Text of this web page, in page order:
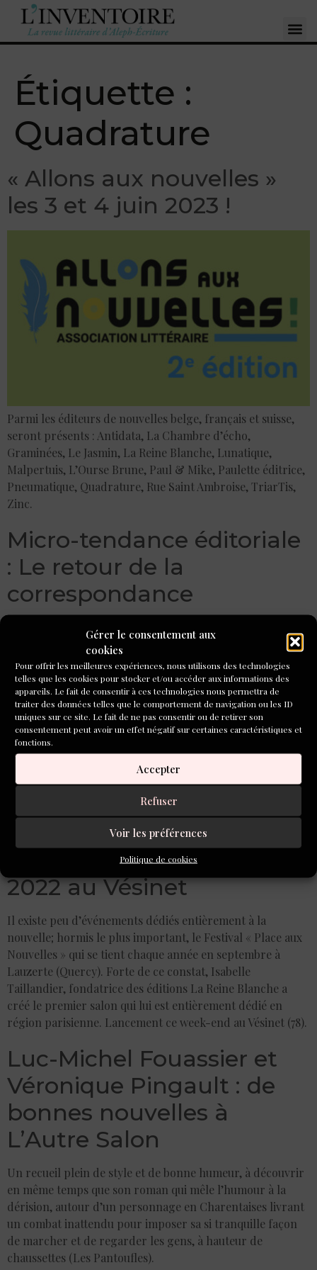
Gérer le consentement aux
cookies
Pour offrir les meilleures expériences, nous utilisons des technologies
telles que les cookies pour stocker et/ou accéder aux informations des
appareils. Le fait de consentir à ces technologies nous permettra de
traiter des données telles que le comportement de navigation ou les ID
uniques sur ce site. Le fait de ne pas consentir ou de retirer son
consentement peut avoir un effet négatif sur certaines caractéristiques et
fonctions.
Accepter
Refuser
Voir les préférences
Politique de cookies
Étiquette :
Quadrature
« Allons aux nouvelles »
les 3 et 4 juin 2023 !
Parmi les éditeurs de nouvelles belge, français et suisse,
seront présents : Antidata, La Chambre d’écho,
Graminées, Le Jasmin, La Reine Blanche, Lunatique,
Malpertuis, L’Ourse Brune, Paul & Mike, Paulette éditrice,
Pneumatique, Quadrature, Rue Saint Ambroise, TriarTis,
Zinc.
Micro-tendance éditoriale
: Le retour de la
correspondance
Dans un paysage éditorial où le journal est tombé en
désuétude, remplacé par des éditions numériques; entre
fanzine, exemplaires à tirage limité, l’édition se renouvelle
avec de nouveaux formats de lecture pour se démarquer
du marché global du livre et tenter des aventures
permettant plus de réactivité et d’originalité.
Témoins : La Disparition. Lancée en 2022, ce nouveau
média épistolaire et politique chronique les disparitions en
cours dans notre monde. Les Editions Pneumatiques
proposent quant à elles des objets littéraires postaux
(OLP) sous forme de textes courts.
Salon « Allons aux
Nouvelles » : les 4 et 5 juin
2022 au Vésinet
Il existe peu d’événements dédiés entièrement à la
nouvelle; hormis le plus important, le Festival « Place aux
Nouvelles » qui se tient chaque année en septembre à
Lauzerte (Quercy). Forte de ce constat, Isabelle
Taillandier, fondatrice des éditions La Reine Blanche a
créé le premier salon qui lui est entièrement dédié en
région parisienne. Lancement ce week-end au Vésinet (78).
Luc-Michel Fouassier et
Véronique Pingault : de
bonnes nouvelles à
L’Autre Salon
Un recueil plein de style et de bonne humeur, à découvrir
en même temps que son roman qui mêle l’humour à la
dérision, autour d’un personnage en Charentaises livrant
un combat inattendu pour imposer sa si tranquille façon
de marcher et de regarder les gens, à hauteur de
chaussettes (Les Pantoufles).